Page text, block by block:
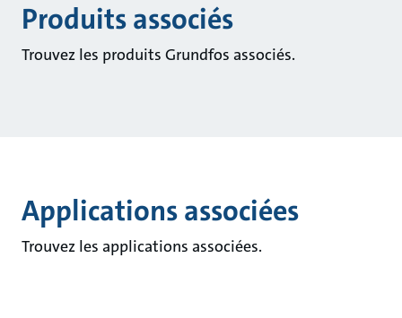
Produits associés
Trouvez les produits Grundfos associés.
Applications associées
Trouvez les applications associées.